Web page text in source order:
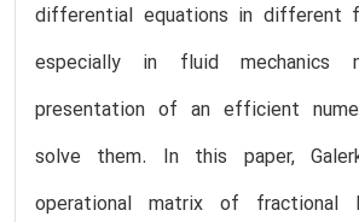
differential equations in different
especially in fluid mechanics
presentation of an efficient
solve them. In this paper,
operational matrix of fractional